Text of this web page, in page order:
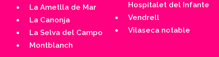
La Ametlla de Mar
La Canonja
La Selva del Campo
Montblanch
Hospitalet del Infante
Vendrell
Vilaseca notable